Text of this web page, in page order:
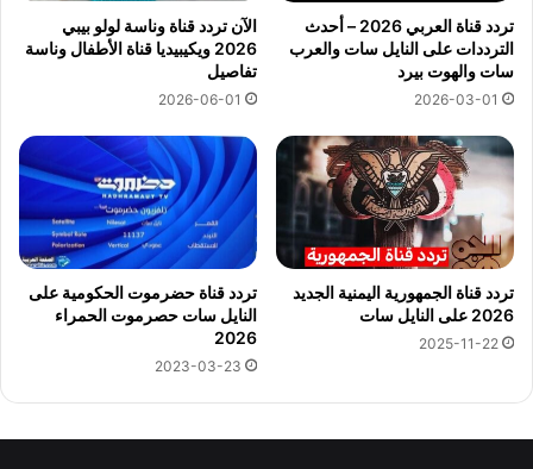
تردد قناة العربي 2026 – أحدث
الترددات على النايل سات والعرب
سات والهوت بيرد
2026-03-01
الآن تردد قناة وناسة لولو بيبي
2026 ويكيبيديا قناة الأطفال وناسة
تفاصيل
2026-06-01
تردد قناة الجمهورية اليمنية الجديد
2026 على النايل سات
2025-11-22
تردد قناة حضرموت الحكومية على
النايل سات حصرموت الحمراء
2026
2023-03-23